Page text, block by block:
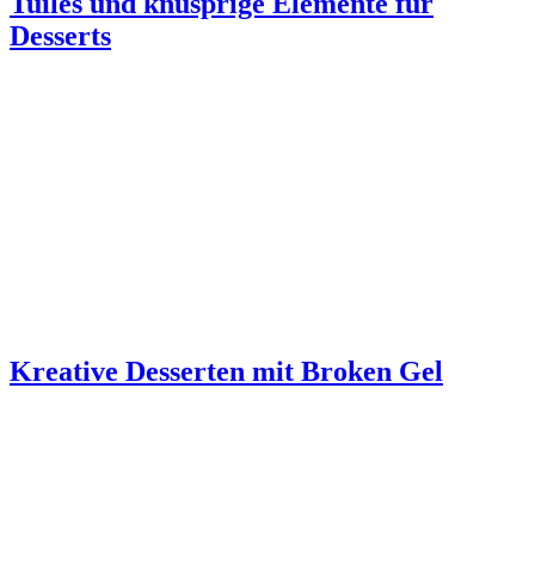
Desserts
Kreative Desserten mit Broken Gel